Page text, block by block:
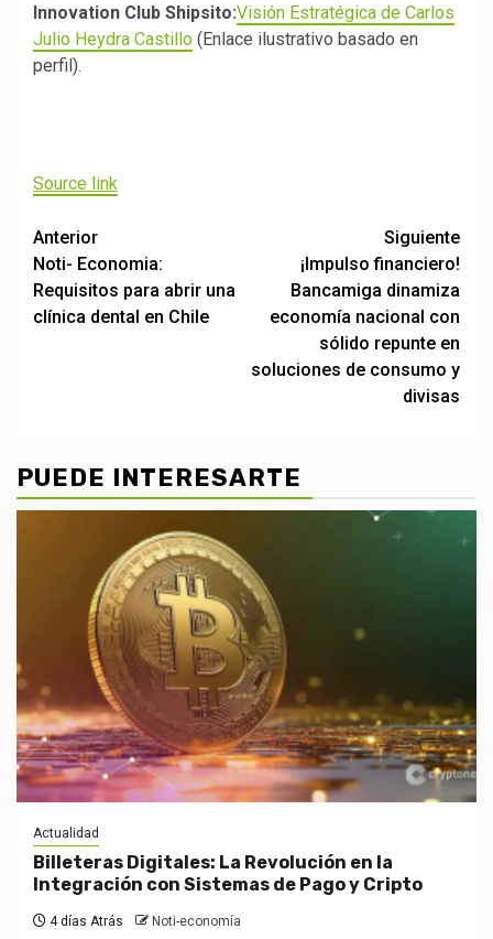
Innovation Club Shipsito:Visión Estratégica de Carlos
Julio Heydra Castillo (Enlace ilustrativo basado en
perfil).
entradas
Source link
Post
navigation
Anterior
Noti- Economia:
Requisitos para abrir una
clínica dental en Chile
Siguiente
¡Impulso financiero!
Bancamiga dinamiza
economía nacional con
sólido repunte en
soluciones de consumo y
divisas
PUEDE INTERESARTE
Actualidad
Billeteras Digitales: La Revolución en la
Integración con Sistemas de Pago y Cripto
4 días Atrás Noti-economía